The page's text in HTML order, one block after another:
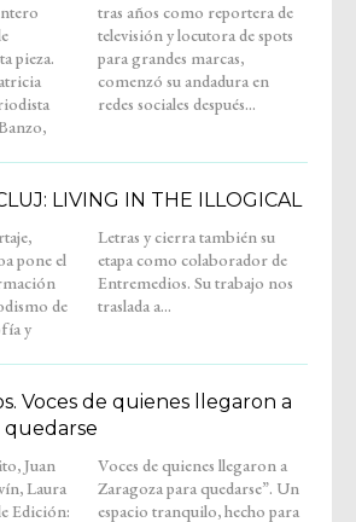
pieza.
de
redes sociales después...
LIVING IN THE ILLOGICAL
pone el
de
y
su
de
nos
traslada a...
Voces de quienes llegaron a
quedarse
Juan
Laura
a
Un